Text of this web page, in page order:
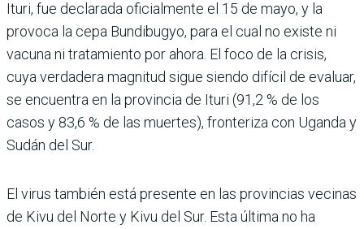
Ituri, fue declarada oficialmente el 15 de mayo, y la
provoca la cepa Bundibugyo, para el cual no existe ni
vacuna ni tratamiento por ahora. El foco de la crisis,
cuya verdadera magnitud sigue siendo difícil de evaluar,
se encuentra en la provincia de Ituri (91,2 % de los
casos y 83,6 % de las muertes), fronteriza con Uganda y
Sudán del Sur.
El virus también está presente en las provincias vecinas
de Kivu del Norte y Kivu del Sur. Esta última no ha